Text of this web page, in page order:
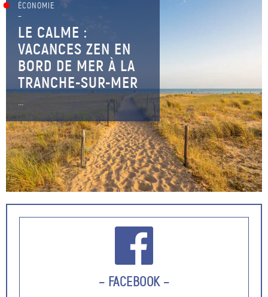
ÉCONOMIE
–
LE CALME :
VACANCES ZEN EN
BORD DE MER À LA
TRANCHE-SUR-MER
...
– FACEBOOK –